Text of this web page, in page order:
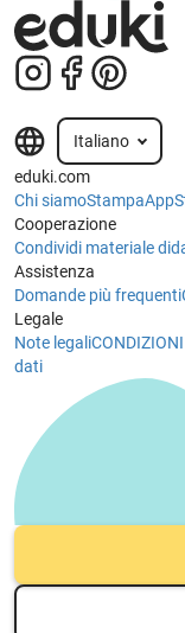
Italiano
eduki.com
Chi siamoStampaApp
Cooperazione
Condividi materiale
Assistenza
Domande più frequenti
Legale
Note legali
dati